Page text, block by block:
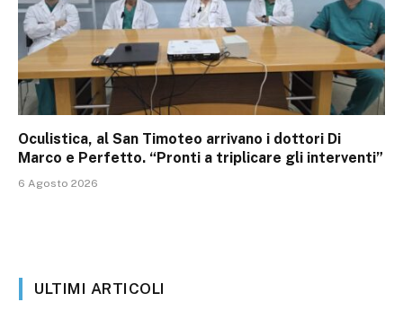
Oculistica, al San Timoteo arrivano i dottori Di
Marco e Perfetto. “Pronti a triplicare gli interventi”
6 Agosto 2026
ULTIMI ARTICOLI